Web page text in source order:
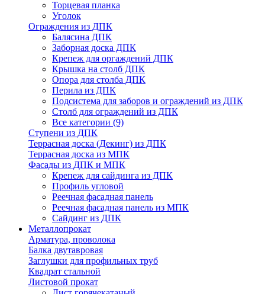
Торцевая планка
Уголок
Ограждения из ДПК
Балясина ДПК
Заборная доска ДПК
Крепеж для оргаждений ДПК
Крышка на столб ДПК
Опора для столба ДПК
Перила из ДПК
Подсистема для заборов и ограждений из ДПК
Столб для ограждений из ДПК
Все категории (9)
Ступени из ДПК
Террасная доска (Декинг) из ДПК
Террасная доска из МПК
Фасады из ДПК и МПК
Крепеж для сайдинга из ДПК
Профиль угловой
Реечная фасадная панель
Реечная фасадная панель из МПК
Сайдинг из ДПК
Металлопрокат
Арматура, проволока
Балка двутавровая
Заглушки для профильных труб
Квадрат стальной
Листовой прокат